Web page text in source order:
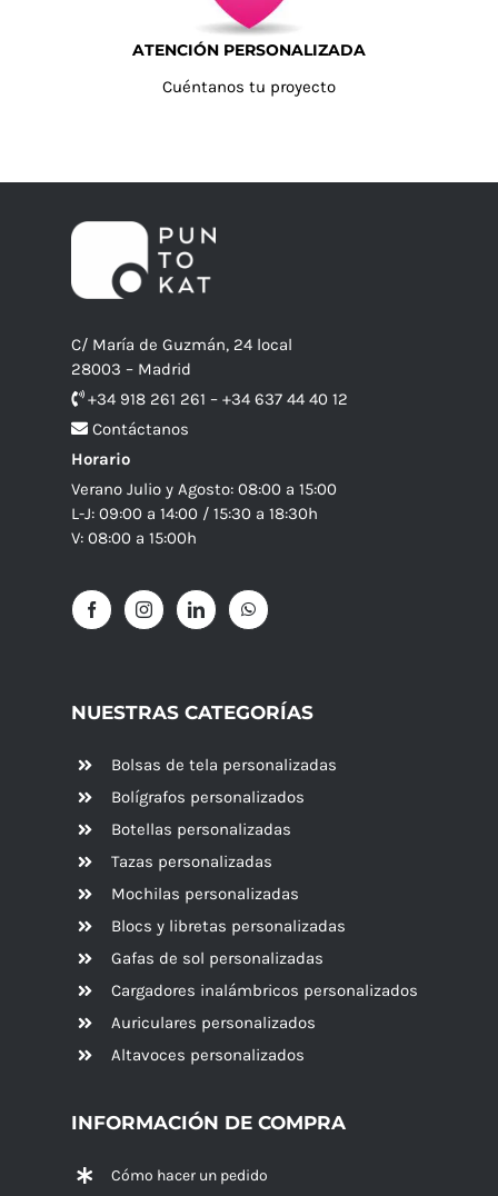
ATENCIÓN PERSONALIZADA
Cuéntanos tu proyecto
C/ María de Guzmán, 24 local
28003 – Madrid
+34 918 261 261 – +34 637 44 40 12
Contáctanos
Horario
Verano Julio y Agosto: 08:00 a 15:00
L-J: 09:00 a 14:00 / 15:30 a 18:30h
V: 08:00 a 15:00h
NUESTRAS CATEGORÍAS
Bolsas de tela personalizadas
Bolígrafos personalizados
Botellas personalizadas
Tazas personalizadas
Mochilas personalizadas
Blocs y libretas personalizadas
Gafas de sol personalizadas
Cargadores inalámbricos personalizados
Auriculares personalizados
Altavoces personalizados
INFORMACIÓN DE COMPRA
Cómo hacer un pedido